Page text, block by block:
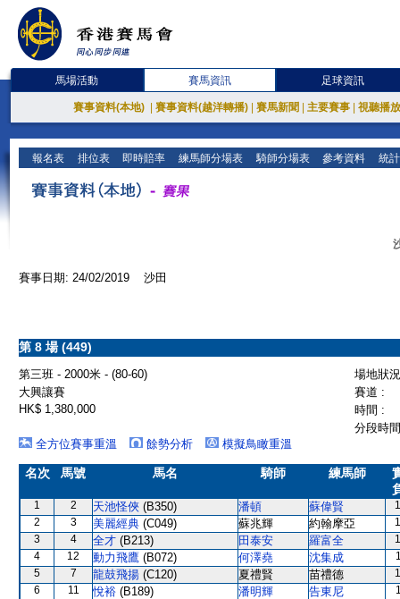
馬場活動 賽馬資訊 足球資訊
賽事資料(本地) 賽事資料(越洋轉播) 賽馬新聞 主要賽事 視聽播
報名表 排位表 即時賠率 練馬師分場表 騎師分場表 參考資料 統
賽事日期: 24/02/2019 沙田
第 8 場 (449)
第三班 - 2000米 - (80-60)
場地狀
大興讓賽
賽道 :
HK$ 1,380,000
時間 :
分段時
全方位賽事重溫
餘勢分析 模擬鳥瞰重溫
名次 馬號 馬名 騎師 練馬師
1 2 天池怪俠 (B350) 潘頓 蘇偉賢
2
3 美麗經典 (C049) 蘇兆輝 約翰摩亞
3
4 全才 (B213) 田泰安 羅富全
4
12 動力飛鷹 (B072) 何澤堯 沈集成
5
7 龍鼓飛揚 (C120) 夏禮賢 苗禮德
6
11 悅裕 (B189) 潘明輝 告東尼